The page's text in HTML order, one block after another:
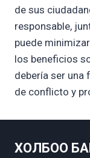
de sus
responsable,
puede
los beneficios
debería ser una
de conflicto y
ХОЛБОО